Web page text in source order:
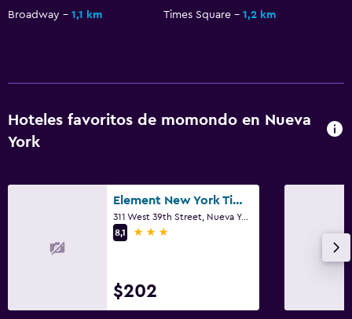
Lavandería
Plancha y tabla de planchar
Plancha para pantalones
Habitación
Broadway
1,1 km Times Square 1,2 km
Hoteles favoritos de momondo en Nueva
York
Element New York Times Square West
311 West 39th Street, Nueva York, NY
8,1
3 estrellas
$202